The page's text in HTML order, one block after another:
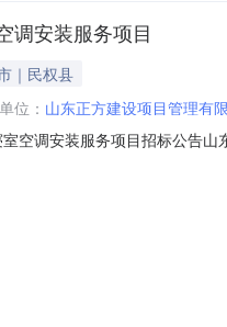
调安装服务项目
｜民权县
位： 山东正方建设项目管理有
空调安装服务项目招标公告
390号；1.3实施地点：民权